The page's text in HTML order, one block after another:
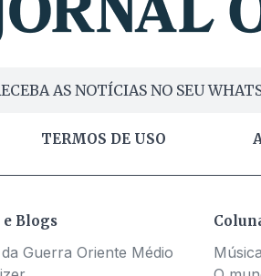
AS NOTÍCIAS NO SEU
TERMOS DE USO
e Blogs
Guerra Oriente Médio
Música